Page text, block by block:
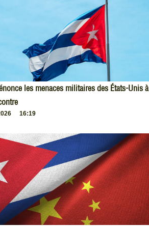
les menaces militaires des États-Unis à
16:19